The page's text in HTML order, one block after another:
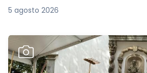
5 agosto 2026